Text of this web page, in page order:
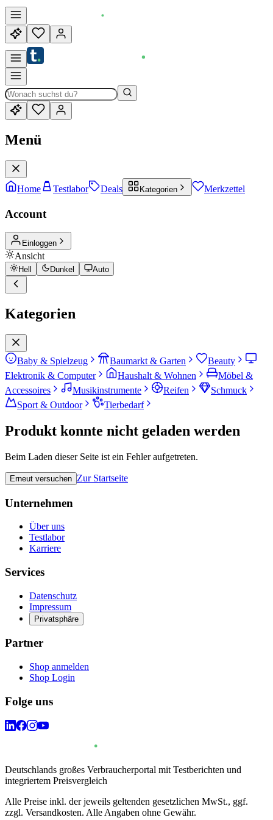
Menü
Home Testlabor Deals Kategorien Merkzettel
Account
Einloggen
Ansicht
Hell Dunkel Auto
Kategorien
Baby & Spielzeug Baumarkt & Garten
Beauty
Elektronik & Computer
Haushalt & Wohnen
Möbel &
Accessoires
Musikinstrumente Reifen
Schmuck
Sport & Outdoor
Tierbedarf
Produkt konnte nicht geladen werden
Beim Laden dieser Seite ist ein Fehler aufgetreten.
Erneut versuchen Zur Startseite
Unternehmen
Über uns
Testlabor
Karriere
Services
Datenschutz
Impressum
Privatsphäre
Partner
Shop anmelden
Shop Login
Folge uns
Deutschlands großes Verbraucherportal mit Testberichten und
integriertem Preisvergleich
Alle Preise inkl. der jeweils geltenden gesetzlichen MwSt., ggf.
zzgl. Versandkosten. Alle Angaben ohne Gewähr.